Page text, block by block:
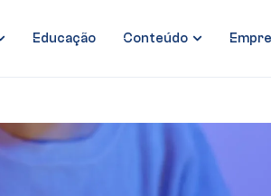
Educação Conteúdo